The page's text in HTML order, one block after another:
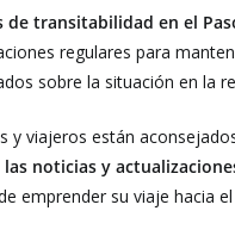
de transitabilidad en el
regulares para
sobre la situación en la
y viajeros están
noticias y
emprender su viaje hacia